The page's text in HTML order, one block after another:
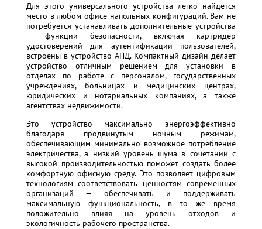
Для этого универсального устройства легко найдется
место в любом офисе напольных конфигураций. Вам не
потребуется устанавливать дополнительные устройства
— функции безопасности, включая картридер
удостоверений для аутентификации пользователей,
встроены в устройство АПД. Компактный дизайн делает
устройство отличным решением для установки в
отделах по работе с персоналом, государственных
учреждениях, больницах и медицинских центрах,
юридических и нотариальных компаниях, а также
агентствах недвижимости.
Это устройство максимально энергоэффективно
благодаря продвинутым ночным режимам,
обеспечивающим минимально возможное потребление
электричества, а низкий уровень шума в сочетании с
высокой производительностью поможет создать более
комфортную офисную среду. Это позволяет цифровым
технологиям соответствовать ценностям современных
организаций — обеспечивать и поддерживать
максимальную функциональность, в то же время
положительно влияя на уровень отходов и
экологичность рабочего пространства.